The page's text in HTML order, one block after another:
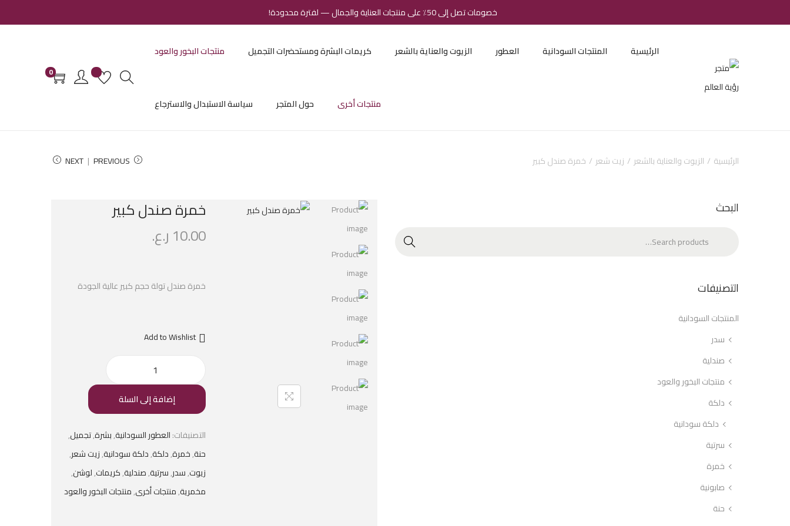
خصومات تصل إلى 50٪ على منتجات العناية والجمال — لفترة محدودة!
الرئيسية المنتجات السودانية العطور الزيوت والعناية بالشعر كريمات البشرة ومستحضرات التجميل منتجات البخور والعود
منتجات أخرى حول المتجر سياسة الاستبدال والاسترجاع
0
الرئيسية / الزيوت والعناية بالشعر / زيت شعر / خمرة صندل كبير PREVIOUS
NEXT
خمرة صندل كبير
10.00 ر.ع.
خمرة صندل تولة حجم كبير عالية الجودة
Add to Wishlist
إضافة إلى السلة
التصنيفات:العطور السودانية,بشرة,تجميل,
حنة,خمرة,دلكة,دلكة سودانية,زيت شعر,
زيوت,سدر,سرتية,صندلية,كريمات,لوشن,
مخمرية,منتجات أخرى,منتجات البخور والعود
البحث
التصنيفات
المنتجات السودانية
سدر
صندلية
منتجات البخور والعود
دلكة
دلكة سودانية
سرتية
خمرة
صابونية
حنة